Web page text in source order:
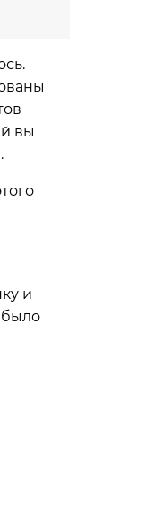
вы
и
было